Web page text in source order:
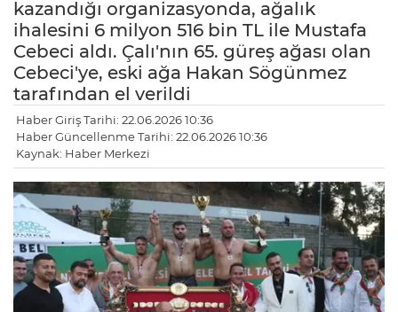
kazandığı organizasyonda, ağalık
ihalesini 6 milyon 516 bin TL ile Mustafa
Cebeci aldı. Çalı'nın 65. güreş ağası olan
Cebeci'ye, eski ağa Hakan Sögünmez
tarafından el verildi
Haber Giriş Tarihi: 22.06.2026 10:36
Haber Güncellenme Tarihi: 22.06.2026 10:36
Kaynak: Haber Merkezi